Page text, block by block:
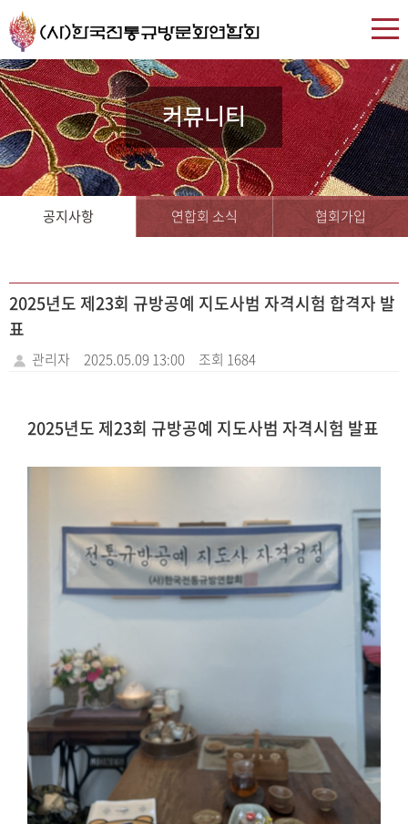
커뮤니티
공지사항 연합회 소식 협회가입
2025년도 제23회 규방공예 지도사범 자격시험 합격자 발
표
관리자 2025.05.09 13:00 조회 1684
2025년도 제23회 규방공예 지도사범 자격시험 발표